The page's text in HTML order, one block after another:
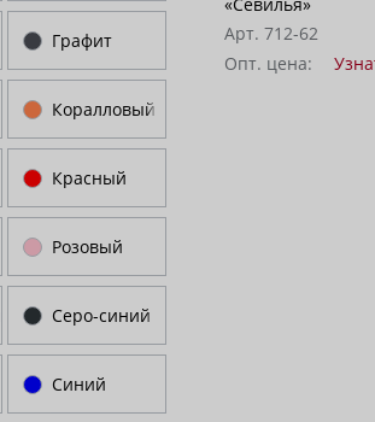
Графит
Коралловый
Красный
Розовый
Серо-синий
Синий
Арт. 712-62
Опт. цена: